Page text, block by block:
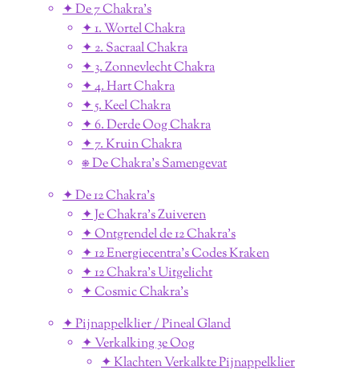
✦ De 7 Chakra's
✦ 1. Wortel Chakra
✦ 2. Sacraal Chakra
✦ 3. Zonnevlecht Chakra
✦ 4. Hart Chakra
✦ 5. Keel Chakra
✦ 6. Derde Oog Chakra
✦ 7. Kruin Chakra
⎈ De Chakra's Samengevat
✦ De 12 Chakra's
✦ Je Chakra's Zuiveren
✦ Ontgrendel de 12 Chakra's
✦ 12 Energiecentra's Codes Kraken
✦ 12 Chakra's Uitgelicht
✦ Cosmic Chakra's
✦ Pijnappelklier / Pineal Gland
✦ Verkalking 3e Oog
✦ Klachten Verkalkte Pijnappelklier